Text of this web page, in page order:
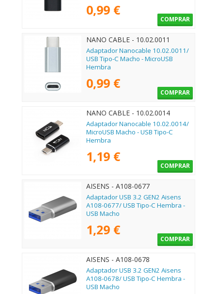
0,99 €
COMPRAR
NANO CABLE - 10.02.0011
Adaptador Nanocable 10.02.0011/
USB Tipo-C Macho - MicroUSB
Hembra
0,99 €
COMPRAR
NANO CABLE - 10.02.0014
Adaptador Nanocable 10.02.0014/
MicroUSB Macho - USB Tipo-C
Hembra
1,19 €
COMPRAR
AISENS - A108-0677
Adaptador USB 3.2 GEN2 Aisens
A108-0677/ USB Tipo-C Hembra -
USB Macho
1,29 €
COMPRAR
AISENS - A108-0678
Adaptador USB 3.2 GEN2 Aisens
A108-0678/ USB Tipo-C Hembra -
USB Macho